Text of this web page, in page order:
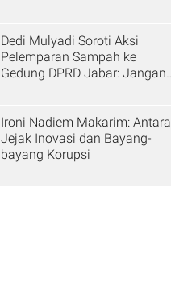
Dedi Mulyadi Soroti Aksi
Pelemparan Sampah ke
Gedung DPRD Jabar: Jangan
Ironi Nadiem Makarim: Antara
Jejak Inovasi dan Bayang-
bayang Korupsi